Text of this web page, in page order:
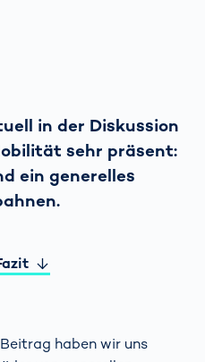
AM:
in der Diskussion
sehr präsent:
ein generelles
haben wir uns